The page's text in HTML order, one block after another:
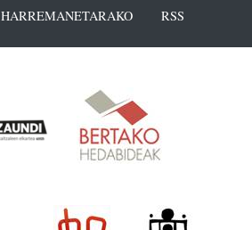
HARREMANETARAKO RSS